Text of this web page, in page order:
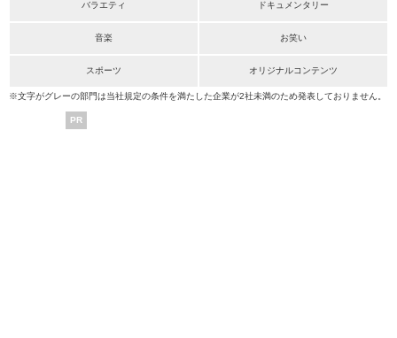
バラエティ ドキュメンタリー
音楽 お笑い
スポーツ オリジナルコンテンツ
※文字がグレーの部門は当社規定の条件を満たした企業が2社未満のため発表しておりません。
PR